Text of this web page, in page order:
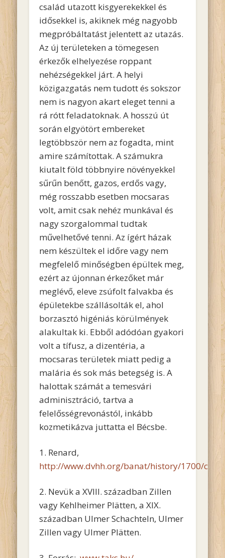
család utazott kisgyerekekkel és
idősekkel is, akiknek még nagyobb
megpróbáltatást jelentett az utazás.
Az új területeken a tömegesen
érkezők elhelyezése roppant
nehézségekkel járt. A helyi
közigazgatás nem tudott és sokszor
nem is nagyon akart eleget tenni a
rá rótt feladatoknak. A hosszú út
során elgyötört embereket
legtöbbször nem az fogadta, mint
amire számítottak. A számukra
kiutalt föld többnyire növényekkel
sűrűn benőtt, gazos, erdős vagy,
még rosszabb esetben mocsaras
volt, amit csak nehéz munkával és
nagy szorgalommal tudtak
művelhetővé tenni. Az ígért házak
nem készültek el időre vagy nem
megfelelő minőségben épültek meg,
ezért az újonnan érkezőket már
meglévő, eleve zsúfolt falvakba és
épületekbe szállásolták el, ahol
borzasztó higéniás körülmények
alakultak ki. Ebből adódóan gyakori
volt a tífusz, a dizentéria, a
mocsaras területek miatt pedig a
malária és sok más betegség is. A
halottak számát a temesvári
adminisztráció, tartva a
felelősségrevonástól, inkább
kozmetikázva juttatta el Bécsbe.
1. Renard,
http://www.dvhh.org/banat/history/1700/
2. Nevük a XVIII. században Zillen
vagy Kehlheimer Plätten, a XIX.
században Ulmer Schachteln, Ulmer
Zillen vagy Ulmer Plätten.